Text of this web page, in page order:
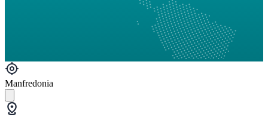
Manfredonia